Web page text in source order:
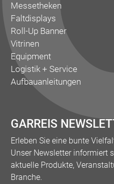
Messetheken
Faltdisplays
Roll-Up Banner
Vitrinen
Equipment
Logistik + Service
Aufbauanleitungen
GARREIS
Erleben Sie eine bunte
Unser Newsletter informiert
aktuelle Produkte,
Branche.